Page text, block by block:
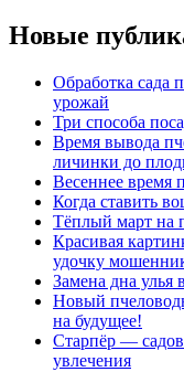
Новые
Обработка сада
урожай
Три способа
Время вывода
личинки до
Весеннее время
Когда ставить
Тёплый март на
Красивая
удочку
Замена дна улья
Новый
на будущее!
Старпёр —
увлечения